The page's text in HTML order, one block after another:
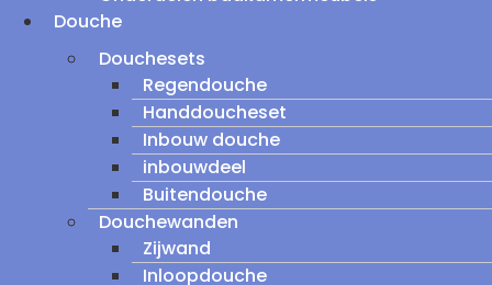
Douche
Douchesets
Regendouche
Handdoucheset
Inbouw douche
inbouwdeel
Buitendouche
Douchewanden
Zijwand
Inloopdouche